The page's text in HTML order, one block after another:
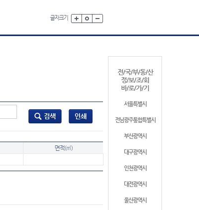
글자크기
전/국/부/동/산
정/보/조/회
바/로/가/기
서울특별시
전남광주통합특별시
부산광역시
대구광역시
인천광역시
대전광역시
울산광역시
면적(㎡)